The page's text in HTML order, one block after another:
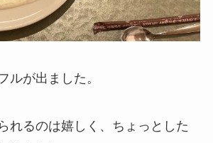
ルが出ました。
れるのは嬉しく、ちょっとした